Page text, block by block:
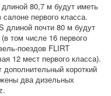
80,7 м будут иметь
первого класса.
длиной почти 80 м будут
том числе 16 первого
поездов FLIRT
12 мест первого класса).
короткий
два дизельных